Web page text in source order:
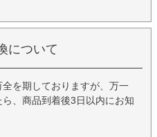
について
を期しておりますが、万一
、商品到着後3日以内にお知